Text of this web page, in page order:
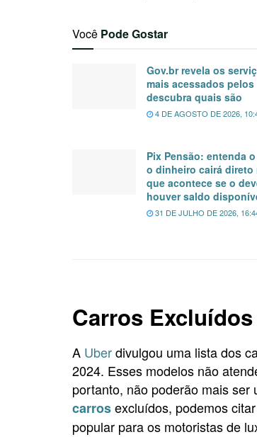
Você Pode Gostar
Gov.br revela os
mais acessados
descubra quais são
4 DE AGOSTO DE 2026,
Pix Pensão: entenda
o dinheiro cairá direto
que acontece se o
houver saldo
31 DE JULHO DE 2026,
Carros
A Uberdivulgou uma lista dos
2024. Esses modelos não
portanto, não poderão mais
carrosexcluídos, podemos
popular para os motoristas de